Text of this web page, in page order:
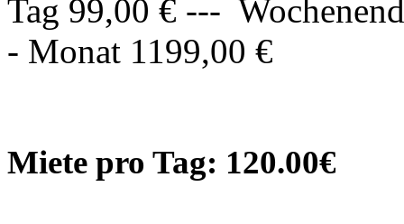
Tag 99,00 € ---
- Monat 1199,00 €
Miete pro Tag: 120.00€